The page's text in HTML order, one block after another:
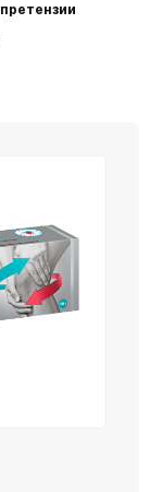
претензии